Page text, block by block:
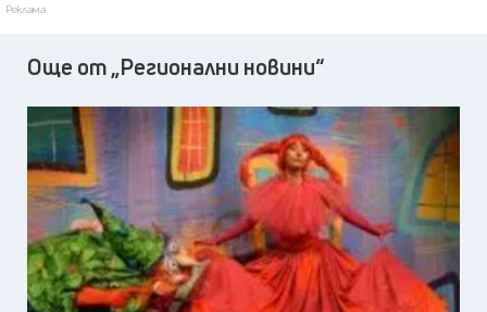
Реклама
Още от „Регионални новини“